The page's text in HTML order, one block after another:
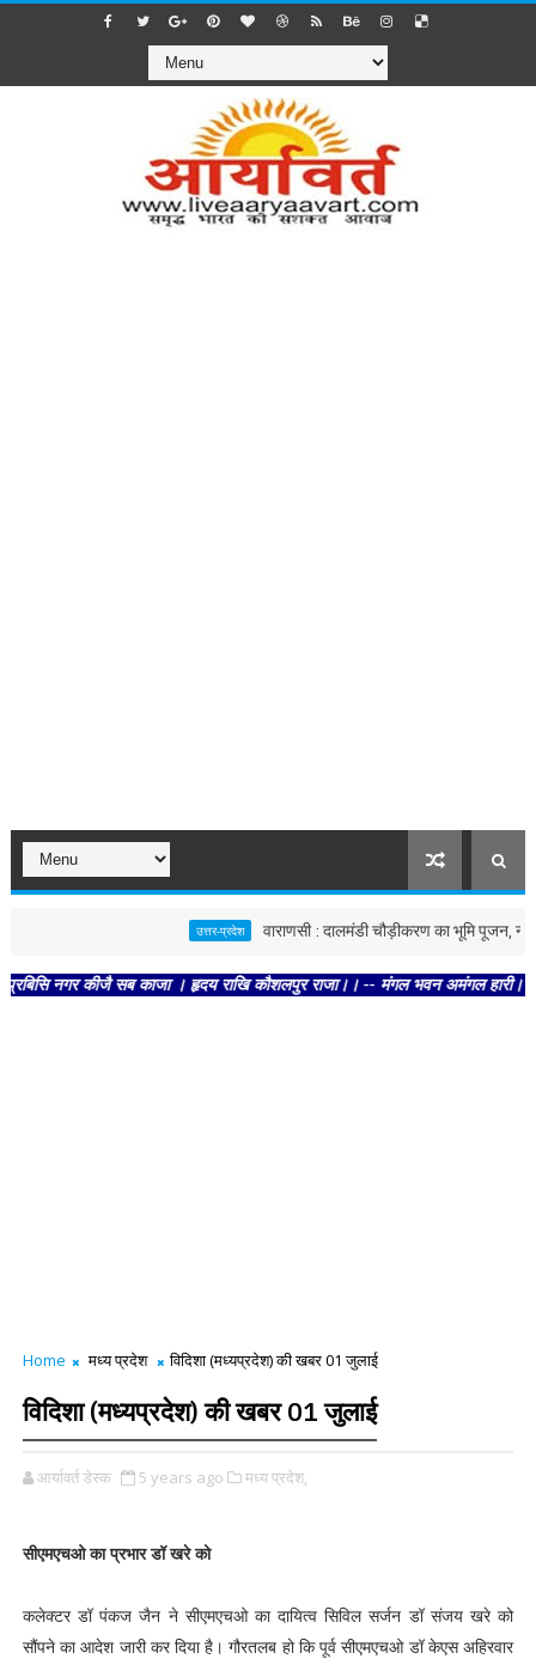
वाराणसी : दालमंडी चौड़ीकरण का भूमि पूजन, नवंबर तक बन
कीजै सब काजा । हृदय राखि कौशलपुर राजा।। -- मंगल भवन अमंगल हारी। द्रवहु
Home मध्य प्रदेश विदिशा (मध्यप्रदेश) की खबर 01 जुलाई
विदिशा (मध्यप्रदेश) की खबर 01 जुलाई
आर्यावर्त डेस्क 5 years ago मध्य प्रदेश,
सीएमएचओ का प्रभार डॉ खरे को
कलेक्टर डॉ पंकज जैन ने सीएमएचओ का दायित्व सिविल सर्जन डॉ संजय खरे को
सौंपने का आदेश जारी कर दिया है। गौरतलब हो कि पूर्व सीएमएचओ डॉ केएस अहिरवार